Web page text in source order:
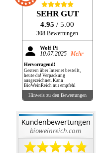
SEHR GUT
4.95 / 5.00
308 Bewertungen
Wolf Pi
10.07.2025 Mehr
Hervorragend!
Gestern über Internet bestellt,
heute da! Verpackung
ausgezeichnet. Kann
BioWeinReich nur empfehl
Hinweis zu den Bewertungen